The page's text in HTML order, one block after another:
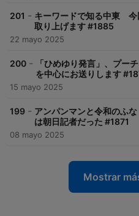
201 - キーワードで知る中東 今
取り上げます #1885
22 mayo 2025
200 -
「ひめゆり発言」、プ
を中心にお送りします
15 mayo 2025
199 - アンパンマンと令和のふ
は朝日記者だった #1871
08 mayo 2025
Mostrar